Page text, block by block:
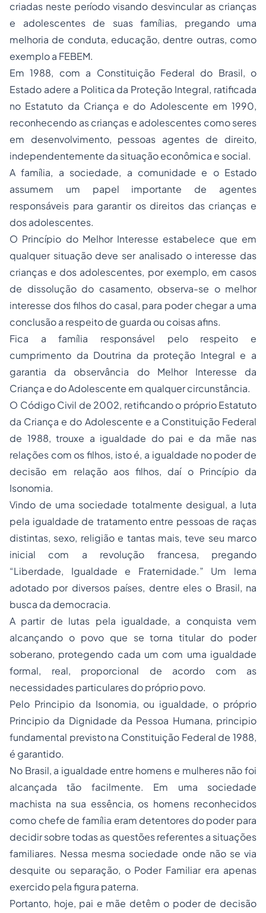
criadas neste período visando desvincular as crianças
e adolescentes de suas famílias, pregando uma
melhoria de conduta, educação, dentre outras, como
exemplo a FEBEM.
Em 1988, com a Constituição Federal do Brasil, o
Estado adere a Politica da Proteção Integral, ratificada
no Estatuto da Criança e do Adolescente em 1990,
reconhecendo as crianças e adolescentes como seres
em desenvolvimento, pessoas agentes de direito,
independentemente da situação econômica e social.
A família, a sociedade, a comunidade e o Estado
assumem um papel importante de agentes
responsáveis para garantir os direitos das crianças e
dos adolescentes.
O Princípio do Melhor Interesse estabelece que em
qualquer situação deve ser analisado o interesse das
crianças e dos adolescentes, por exemplo, em casos
de dissolução do casamento, observa-se o melhor
interesse dos filhos do casal, para poder chegar a uma
conclusão a respeito de guarda ou coisas afins.
Fica a família responsável pelo respeito e
cumprimento da Doutrina da proteção Integral e a
garantia da observância do Melhor Interesse da
Criança e do Adolescente em qualquer circunstância.
O Código Civil de 2002, retificando o próprio Estatuto
da Criança e do Adolescente e a Constituição Federal
de 1988, trouxe a igualdade do pai e da mãe nas
relações com os filhos, isto é, a igualdade no poder de
decisão em relação aos filhos, daí o Princípio da
Isonomia.
Vindo de uma sociedade totalmente desigual, a luta
pela igualdade de tratamento entre pessoas de raças
distintas, sexo, religião e tantas mais, teve seu marco
inicial com a revolução francesa, pregando
“Liberdade, Igualdade e Fraternidade.” Um lema
adotado por diversos países, dentre eles o Brasil, na
busca da democracia.
A partir de lutas pela igualdade, a conquista vem
alcançando o povo que se torna titular do poder
soberano, protegendo cada um com uma igualdade
formal, real, proporcional de acordo com as
necessidades particulares do próprio povo.
Pelo Principio da Isonomia, ou igualdade, o próprio
Principio da Dignidade da Pessoa Humana, principio
fundamental previsto na Constituição Federal de 1988,
é garantido.
No Brasil, a igualdade entre homens e mulheres não foi
alcançada tão facilmente. Em uma sociedade
machista na sua essência, os homens reconhecidos
como chefe de família eram detentores do poder para
decidir sobre todas as questões referentes a situações
familiares. Nessa mesma sociedade onde não se via
desquite ou separação, o Poder Familiar era apenas
exercido pela figura paterna.
Portanto, hoje, pai e mãe detêm o poder de decisão